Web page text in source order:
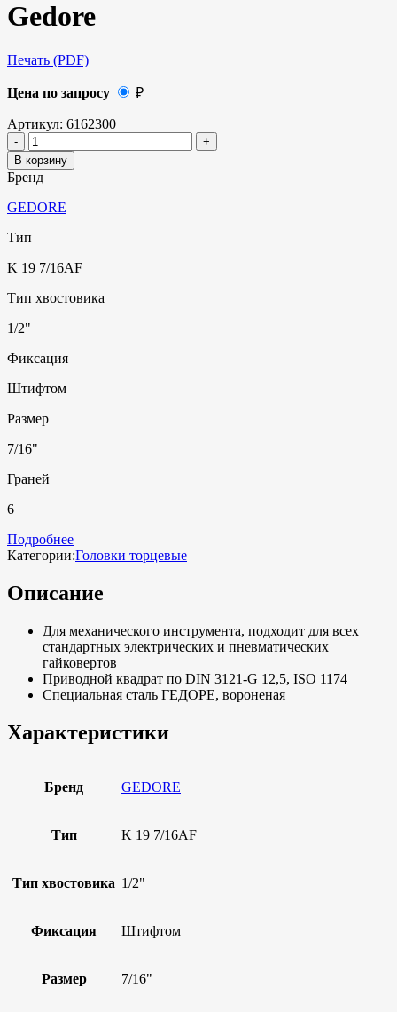
Gedore
Печать (PDF)
Цена по запросу ₽
Артикул: 6162300
В корзину
Бренд
GEDORE
Тип
K 19 7/16AF
Тип хвостовика
1/2"
Фиксация
Штифтом
Размер
7/16"
Граней
6
Подробнее
Категории:Головки торцевые
Описание
Для механического инструмента, подходит для всех
стандартных электрических и пневматических
гайковертов
Приводной квадрат по DIN 3121-G 12,5, ISO 1174
Специальная сталь ГЕДОРЕ, вороненая
Характеристики
Бренд GEDORE
Тип K 19 7/16AF
Тип хвостовика 1/2"
Фиксация Штифтом
Размер 7/16"